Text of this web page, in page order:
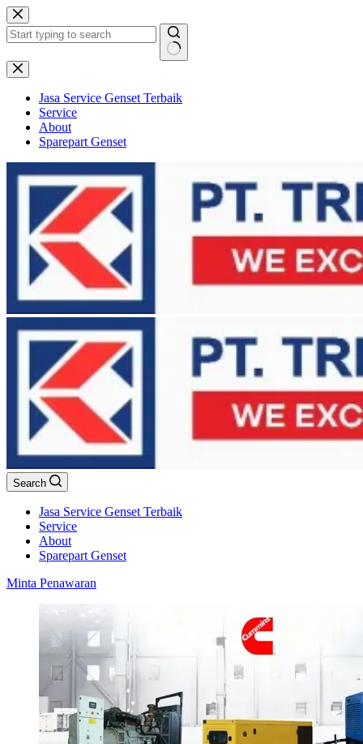
Skip
to
content
No
results
Jasa Service Genset Terbaik
Service
About
Sparepart Genset
Search
Jasa Service Genset Terbaik
Service
About
Sparepart Genset
Minta Penawaran